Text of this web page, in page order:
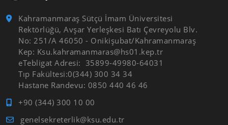
Kahramanmaraş Sütçü İmam Üniversitesi
Rektörlüğü, Avşar Yerleşkesi Batı Çevreyolu Blv.
No: 251/A 46050 - Onikişubat/Kahramanmaraş
Kep: Ksu.kahramanmaras@hs01.kep.tr
eTebligat Adresi: 35899-49980-64031
Tıp Fakültesi:0(344) 300 34 34
Hastane Randevu: 0850 440 46 46
+90 (344) 300 10 00
genelsekreterlik@ksu.edu.tr